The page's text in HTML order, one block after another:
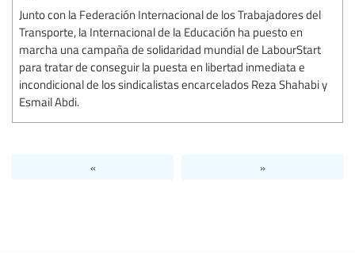
Junto con la Federación Internacional de los Trabajadores del
Transporte, la Internacional de la Educación ha puesto en
marcha una campaña de solidaridad mundial de LabourStart
para tratar de conseguir la puesta en libertad inmediata e
incondicional de los sindicalistas encarcelados Reza Shahabi y
Esmail Abdi.
« »